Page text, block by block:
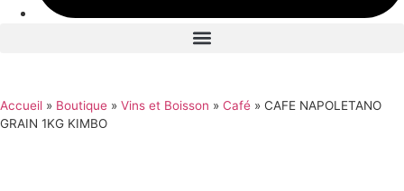
Accueil » Boutique » Vins et Boisson » Café » CAFE NAPOLETANO
GRAIN 1KG KIMBO